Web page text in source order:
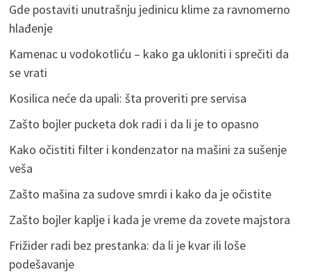
Gde postaviti unutrašnju jedinicu klime za ravnomerno
hlađenje
Kamenac u vodokotliću – kako ga ukloniti i sprečiti da
se vrati
Kosilica neće da upali: šta proveriti pre servisa
Zašto bojler pucketa dok radi i da li je to opasno
Kako očistiti filter i kondenzator na mašini za sušenje
veša
Zašto mašina za sudove smrdi i kako da je očistite
Zašto bojler kaplje i kada je vreme da zovete majstora
Frižider radi bez prestanka: da li je kvar ili loše
podešavanje